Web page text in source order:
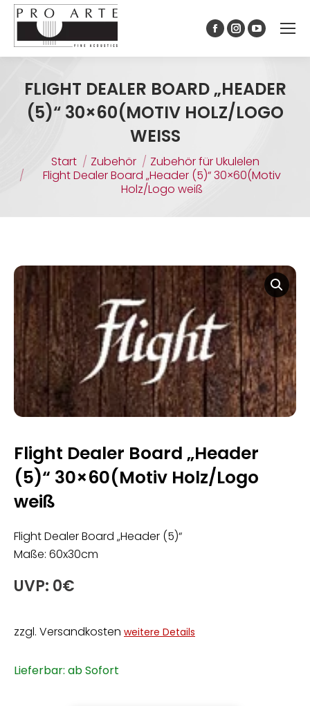
springen
FLIGHT DEALER BOARD „HEADER
(5)“ 30×60(MOTIV HOLZ/LOGO
WEISS
Sie befinden sich hier:
Start Zubehör
Zubehör für Ukulelen
Flight Dealer Board „Header (5)“ 30×60(Motiv
Holz/Logo weiß
Flight Dealer Board „Header
(5)“ 30×60(Motiv Holz/Logo
weiß
Flight Dealer Board „Header (5)“
Maße: 60x30cm
UVP: 0€
zzgl. Versandkosten weitere Details
Lieferbar: ab Sofort